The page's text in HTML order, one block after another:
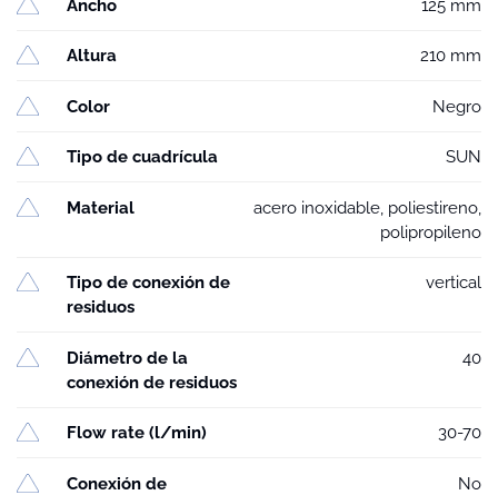
Ancho 125 mm
Altura 210 mm
Color Negro
Tipo de cuadrícula SUN
Material
acero inoxidable, poliestireno,
polipropileno
Tipo de conexión de
residuos
vertical
Diámetro de la
conexión de residuos
40
Flow rate (l/min) 30-70
Conexión de
No